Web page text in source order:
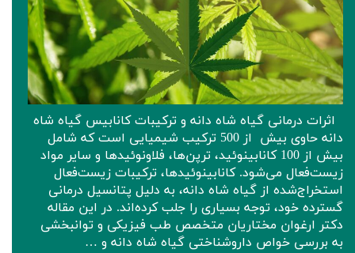
اثرات درمانی گیاه شاه دانه و ترکیبات کانابیس گیاه شاه
دانه حاوی بیش از 500 ترکیب شیمیایی است که شامل
بیش از 100 کانابینوئید، ترپن‌ها، فلاونوئیدها و سایر مواد
زیست‌فعال می‌شود. کانابینوئیدها، ترکیبات زیست‌فعال
استخراج‌شده از گیاه شاه دانه، به دلیل پتانسیل درمانی
گسترده خود، توجه بسیاری را جلب کرده‌اند. در این مقاله
دکتر ارغوان مختاریان متخصص طب فیزیکی و توانبخشی
به بررسی خواص داروشناختی گیاه شاه دانه و …